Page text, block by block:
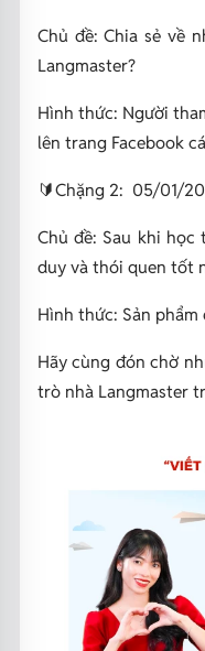
Chủ đề: Chia sẻ về
Langmaster?
Hình thức: Người
lên trang Facebook
🔰Chặng 2: 05/01/
Chủ đề: Sau khi học
duy và thói quen tốt
Hình thức: Sản
Hãy cùng đón chờ
trò nhà Langmaster